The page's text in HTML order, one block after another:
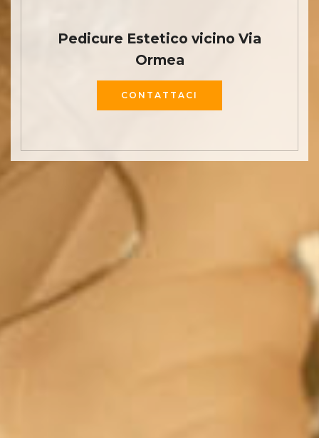
Pedicure Estetico vicino Via
Ormea
CONTATTACI